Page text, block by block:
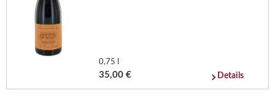
0,75 l
35,00 € Details